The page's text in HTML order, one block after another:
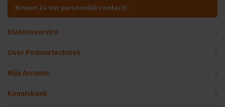
Binnen 24 uur persoonlijk contact!
Klantenservice
Over Podiumtechniek
Mijn Account
Kennisbank